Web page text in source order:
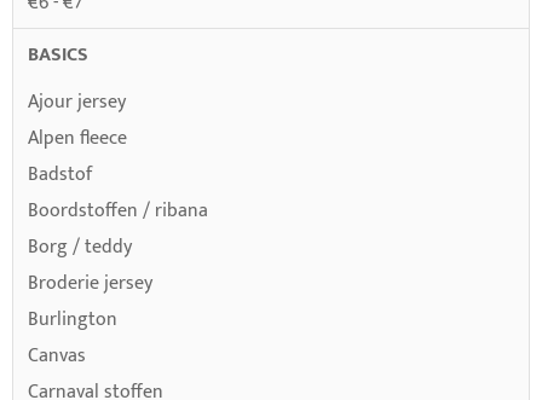
BASICS
Ajour jersey
Alpen fleece
Badstof
Boordstoffen / ribana
Borg / teddy
Broderie jersey
Burlington
Canvas
Carnaval stoffen